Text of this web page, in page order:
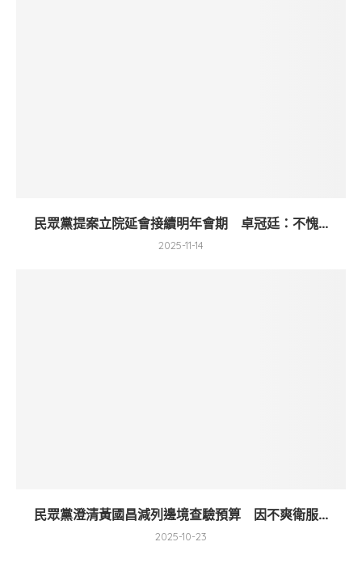
民眾黨提案立院延會接續明年會期 卓冠廷：不愧...
2025-11-14
民眾黨澄清黃國昌減列邊境查驗預算 因不爽衛服...
2025-10-23